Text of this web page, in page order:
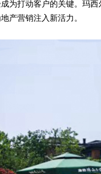
为打动客户的关键。玛西
产营销注入新活力。